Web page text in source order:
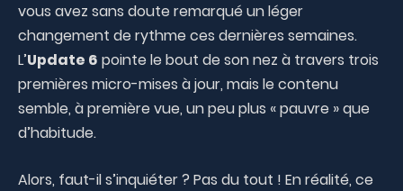
vous avez sans doute remarqué un léger
changement de rythme ces dernières semaines.
L’Update 6 pointe le bout de son nez à travers trois
premières micro-mises à jour, mais le contenu
semble, à première vue, un peu plus « pauvre » que
d’habitude.
Alors, faut-il s’inquiéter ? Pas du tout ! En réalité, ce